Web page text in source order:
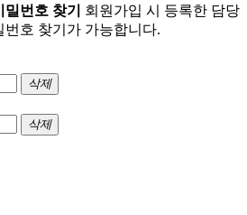
번호 찾기
회원가입 시 등록한 담당
호 찾기가 가능합니다.
삭제
삭제